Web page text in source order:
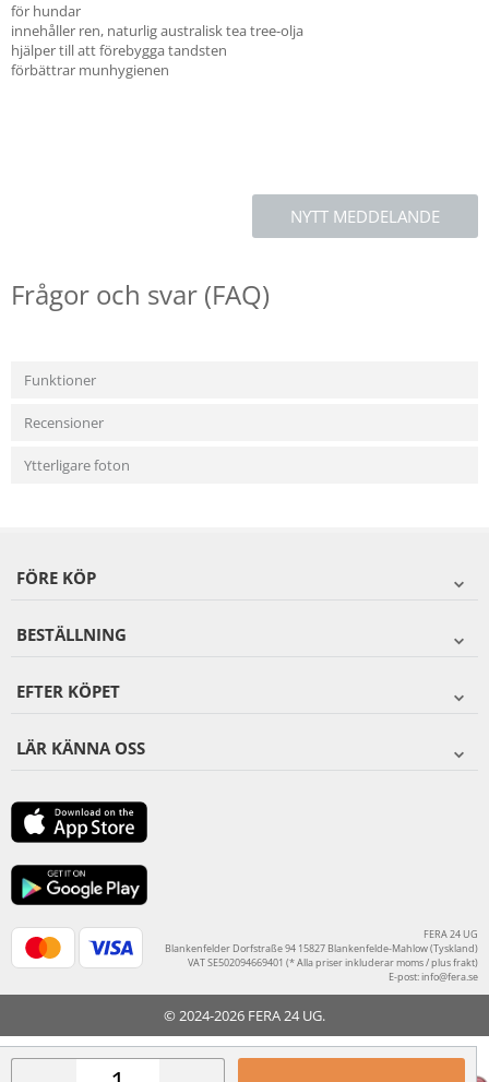
för hundar
innehåller ren, naturlig australisk tea tree-olja
hjälper till att förebygga tandsten
förbättrar munhygienen
NYTT MEDDELANDE
Frågor och svar (FAQ)
Funktioner
Recensioner
Ytterligare foton
FÖRE KÖP
BESTÄLLNING
EFTER KÖPET
LÄR KÄNNA OSS
FERA 24 UG
Blankenfelder Dorfstraße 94 15827 Blankenfelde-Mahlow (Tyskland)
VAT SE502094669401 (* Alla priser inkluderar moms / plus frakt)
E-post:info@fera.se
© 2024-2026 FERA 24 UG.
FERA INTERNATIONAL: